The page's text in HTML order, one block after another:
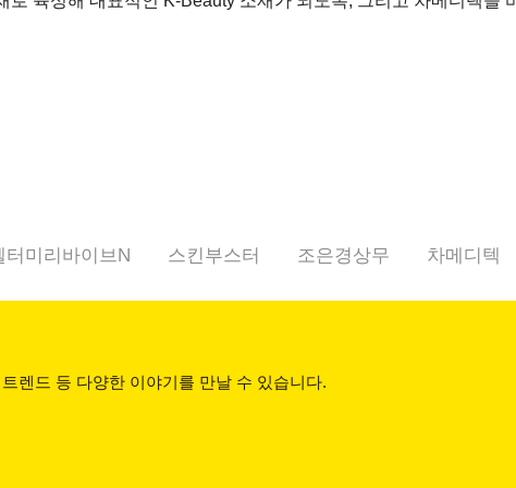
터미리바이브N 스킨부스터 조은경상무 차메디텍
트렌드 등 다양한 이야기를 만날 수 있습니다.